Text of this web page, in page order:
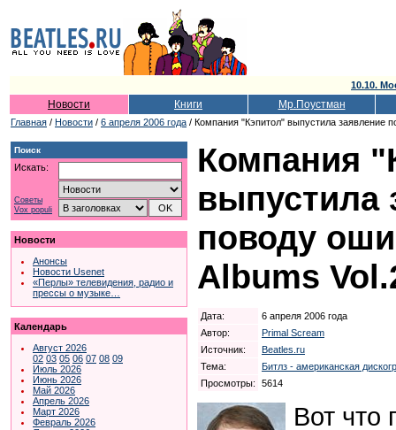
10.10.
Новости Книги Мр.Поустман
Главная / Новости / 6 апреля 2006 года / Компания "Кэпитол" выпустила заявление
Поиск
Искать:
Советы
Vox populi
Новости
Анонсы
Новости Usenet
«Перлы» телевидения, радио и
прессы о музыке…
Календарь
Август 2026
02 03 05 06 07 08 09
Июль 2026
Июнь 2026
Май 2026
Апрель 2026
Март 2026
Февраль 2026
Компания
выпустила
поводу
Albums
Дата:
6 апреля 2006 года
Автор:
Primal Scream
Источник:
Beatles.ru
Тема:
Битлз - американская
Просмотры:
5614
Вот что